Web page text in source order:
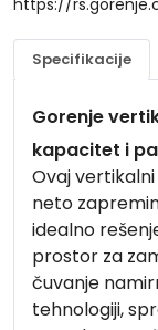
Specifikacije
Gorenje
kapacitet i
Ovaj
neto
idealno
prostor za
čuvanje
tehnologiji,